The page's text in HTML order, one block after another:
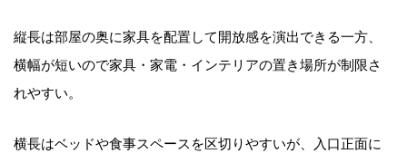
縦長は部屋の奥に家具を配置して開放感を演出できる一方、
横幅が短いので家具・家電・インテリアの置き場所が制限さ
れやすい。
横長はベッドや食事スペースを区切りやすいが、入口正面に